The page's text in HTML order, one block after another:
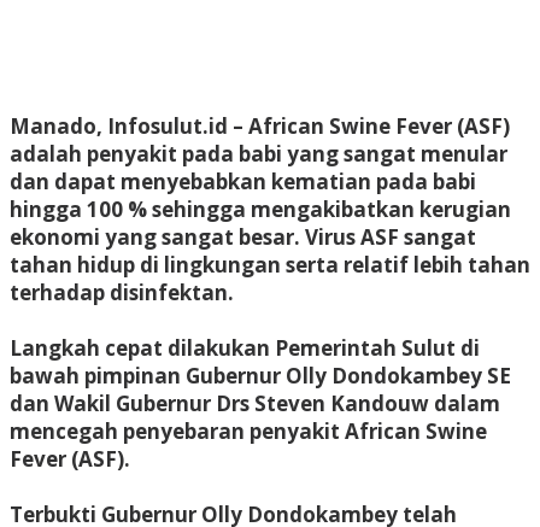
Manado, Infosulut.id – African Swine Fever (ASF)
adalah penyakit pada babi yang sangat menular
dan dapat menyebabkan kematian pada babi
hingga 100 % sehingga mengakibatkan kerugian
ekonomi yang sangat besar. Virus ASF sangat
tahan hidup di lingkungan serta relatif lebih tahan
terhadap disinfektan.
Langkah cepat dilakukan Pemerintah Sulut di
bawah pimpinan Gubernur Olly Dondokambey SE
dan Wakil Gubernur Drs Steven Kandouw dalam
mencegah penyebaran penyakit African Swine
Fever (ASF).
Terbukti Gubernur Olly Dondokambey telah